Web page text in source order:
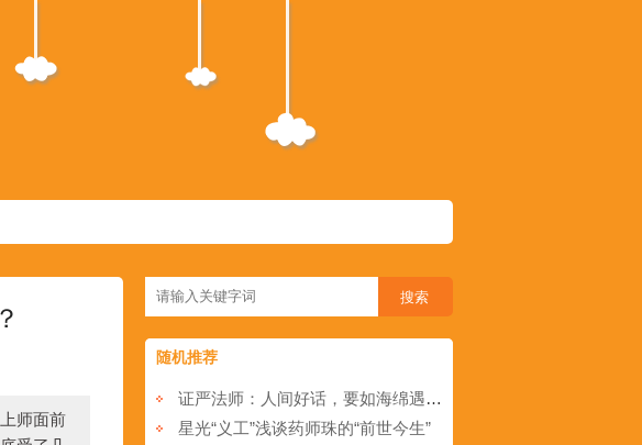
师面前
随机推荐
证严法师：人间好话，要如海绵遇水牢牢吸住
星光“义工”浅谈药师珠的“前世今生”